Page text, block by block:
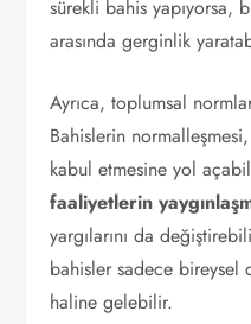
sürekli bahis yapıyorsa,
arasında gerginlik
Ayrıca, toplumsal
Bahislerin
kabul etmesine yol
faaliyetlerin
yargılarını da
bahisler sadece
haline gelebilir.